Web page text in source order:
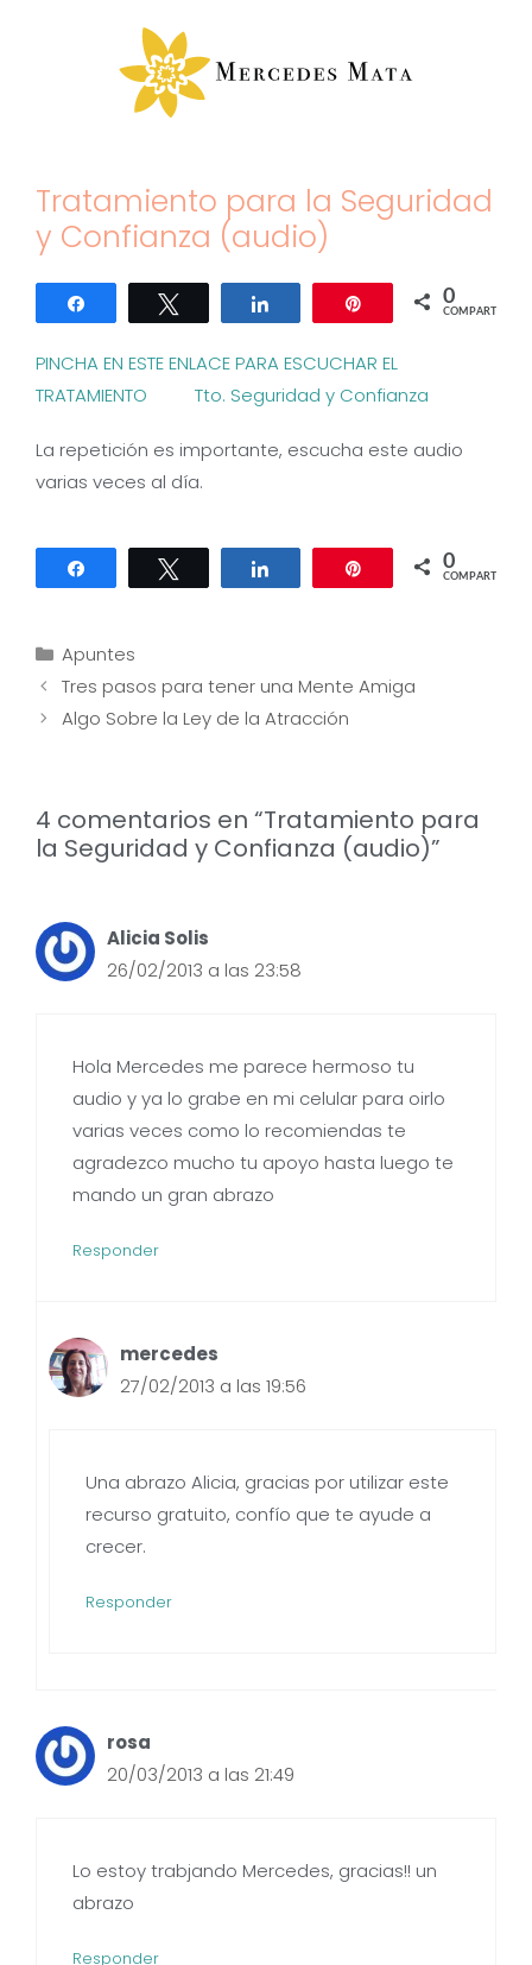
Tratamiento para la Seguridad
y Confianza (audio)
Compartir Twittear Compartir 0
COMPARTIR
PINCHA EN ESTE ENLACE PARA ESCUCHAR EL
TRATAMIENTO Tto. Seguridad y Confianza
La repetición es importante, escucha este audio
varias veces al día.
Compartir Twittear Compartir 0
COMPARTIR
Categorías
Apuntes
Navegación
de
entradas
Tres pasos para tener una Mente Amiga
Algo Sobre la Ley de la Atracción
4 comentarios en “Tratamiento para
la Seguridad y Confianza (audio)”
Alicia Solis
26/02/2013 a las 23:58
Hola Mercedes me parece hermoso tu
audio y ya lo grabe en mi celular para oirlo
varias veces como lo recomiendas te
agradezco mucho tu apoyo hasta luego te
mando un gran abrazo
Responder
mercedes
27/02/2013 a las 19:56
Una abrazo Alicia, gracias por utilizar este
recurso gratuito, confío que te ayude a
crecer.
Responder
rosa
20/03/2013 a las 21:49
Lo estoy trabjando Mercedes, gracias!! un
abrazo
Responder